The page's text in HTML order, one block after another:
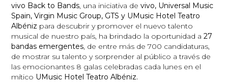
vivo Back to Bands , una iniciativa devivo, Universal Music
Spain, Virgin Music Group, GTS y UMusic Hotel Teatro
Albéniz para descubrir y promover el nuevo talento
musical de nuestro país, ha brindado la oportunidad a27
bandas emergentes , de entre más de 700 candidaturas,
de mostrar su talento y sorprender al público a través de
las emocionantes 8 galas celebradas cada lunes en el
mítico UMusic Hotel Teatro Albéniz.